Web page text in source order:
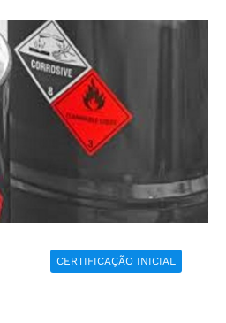
CERTIFICAÇÃO INICIAL